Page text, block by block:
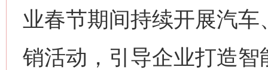
业春节期间持续开展汽
销活动，引导企业打造